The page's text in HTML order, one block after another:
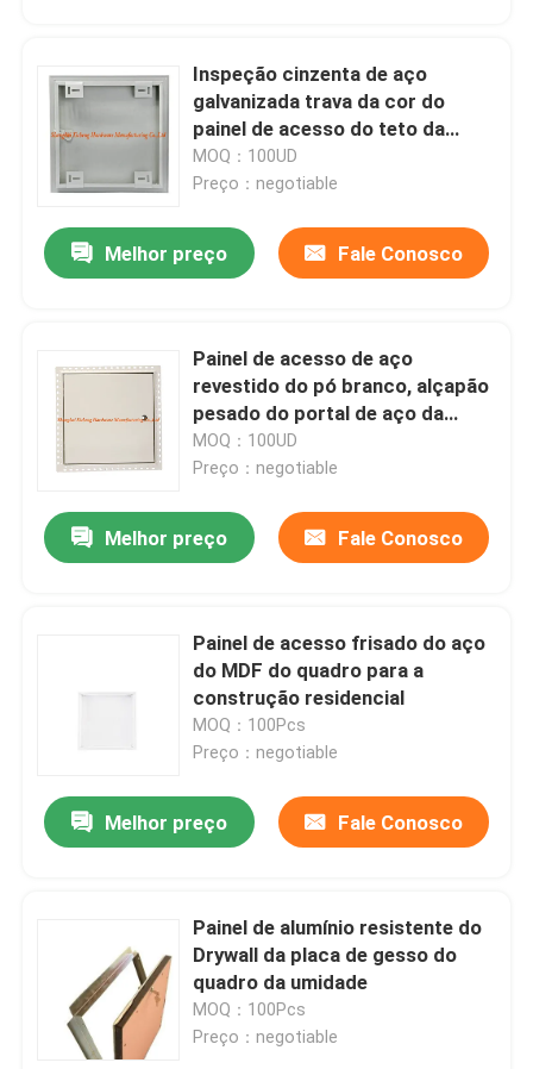
Inspeção cinzenta de aço
galvanizada trava da cor do
painel de acesso do teto da
ponta
MOQ：100UD
Preço：negotiable
Melhor preço Fale Conosco
Painel de acesso de aço
revestido do pó branco, alçapão
pesado do portal de aço da
suspensão
MOQ：100UD
Preço：negotiable
Melhor preço Fale Conosco
Painel de acesso frisado do aço
do MDF do quadro para a
construção residencial
MOQ：100Pcs
Preço：negotiable
Melhor preço Fale Conosco
Painel de alumínio resistente do
Drywall da placa de gesso do
quadro da umidade
MOQ：100Pcs
Preço：negotiable